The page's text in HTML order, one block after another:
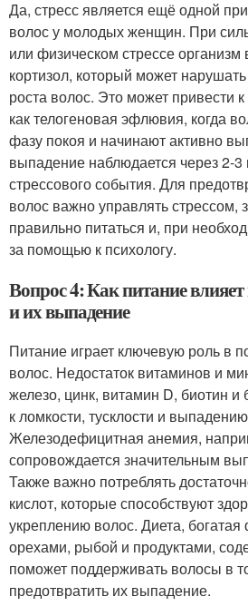
Да, стресс является ещё одной
волос у молодых женщин. При
или физическом стрессе организм
кортизол, который может
роста волос. Это может привести
как телогеновая эфлювия, когда
фазу покоя и начинают активно
выпадение наблюдается через 2-
стрессового события. Для
волос важно управлять стрессом,
правильно питаться и, при
за помощью к психологу.
Вопрос 4: Как питание влияет
и их выпадение
Питание играет ключевую роль в
волос. Недостаток витаминов и
железо, цинк, витамин D, биотин и
к ломкости, тусклости и
Железодефицитная анемия,
сопровождается значительным
Также важно потреблять
кислот, которые способствуют
укреплению волос. Диета,
орехами, рыбой и продуктами,
поможет поддерживать волосы в
предотвратить их выпадение.